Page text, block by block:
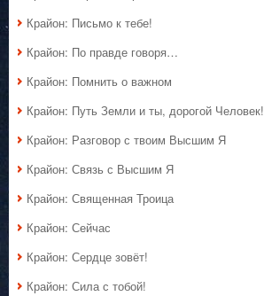
Крайон: Письмо к тебе!
Крайон: По правде говоря…
Крайон: Помнить о важном
Крайон: Путь Земли и ты, дорогой Человек!
Крайон: Разговор с твоим Высшим Я
Крайон: Связь с Высшим Я
Крайон: Священная Троица
Крайон: Сейчас
Крайон: Сердце зовёт!
Крайон: Сила с тобой!